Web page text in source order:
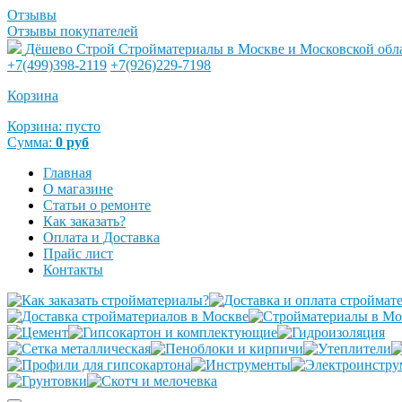
Отзывы
Отзывы покупателей
Дёшево Строй Стройматериалы в Москве и Московской
+7(499)398-2119 +7(926)229-7198
Корзина
Корзина: пусто
Сумма: 0 руб
Главная
О магазине
Статьи о ремонте
Как заказать?
Оплата и Доставка
Прайс лист
Контакты